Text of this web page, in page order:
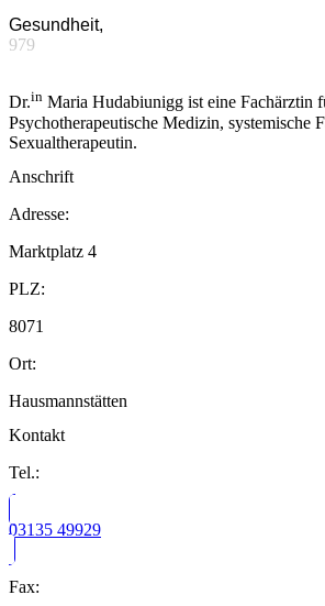
Gesundheit,
979
Dr.in Maria Hudabiunigg ist eine Fachärztin
Psychotherapeutische Medizin, systemische
Sexualtherapeutin.
Anschrift
Adresse:
Marktplatz 4
PLZ:
8071
Ort:
Hausmannstätten
Kontakt
Tel.:
03135 49929
Fax: